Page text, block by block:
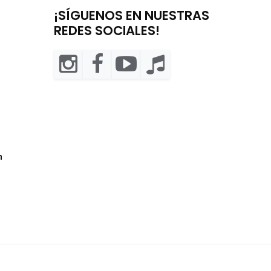
¡SÍGUENOS EN NUESTRAS
REDES SOCIALES!